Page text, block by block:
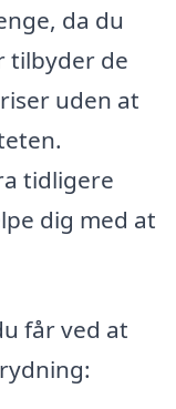
da du
tilbyder de
uden at
tidligere
dig med at
får ved at